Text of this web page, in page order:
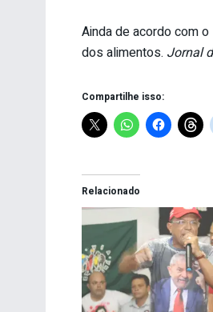
Ainda de acordo com
dos alimentos. Jornal
Compartilhe isso:
Relacionado